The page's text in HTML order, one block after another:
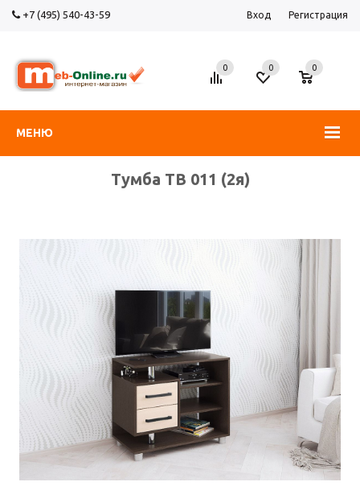
+7 (495) 540-43-59 Вход Регистрация
МЕНЮ
0 0
0
Тумба ТВ 011 (2я)